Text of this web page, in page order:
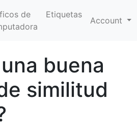
de
Etiquetas
Account
buena
similitud